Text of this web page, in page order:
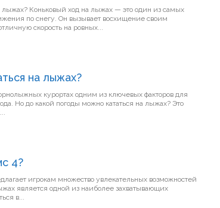
лыжах? Коньковый ход на лыжах — это один из самых
по снегу. Он вызывает восхищение своим
скорость на ровных...
на лыжах?
Но до какой погоды можно кататься на лыжах? Это
4?
является одной из наиболее захватывающих
в...